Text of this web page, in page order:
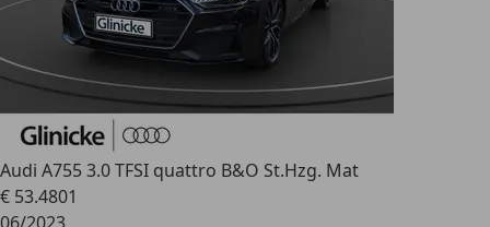
Audi A755 3.0 TFSI quattro B&O St.Hzg. Mat
€ 53.4801